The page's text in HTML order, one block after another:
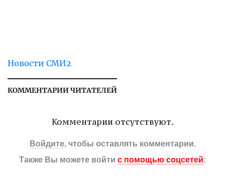
Новости СМИ2
КОММЕНТАРИИ ЧИТАТЕЛЕЙ
Комментарии отсутствуют.
Войдите, чтобы оставлять комментарии.
Также Вы можете войти с помощью соцсетей: